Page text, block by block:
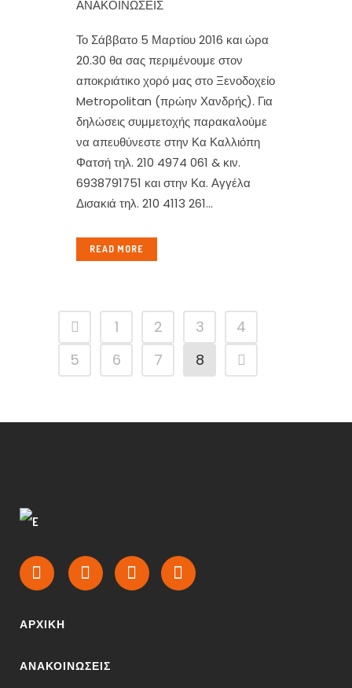
ΑΝΑΚΟΙΝΩΣΕΙΣ
Το Σάββατο 5 Μαρτίου 2016 και ώρα
20.30 θα σας περιμένουμε στον
αποκριάτικο χορό μας στο Ξενοδοχείο
Metropolitan (πρώην Χανδρής). Για
δηλώσεις συμμετοχής παρακαλούμε
να απευθύνεστε στην Κα Καλλιόπη
Φατσή τηλ. 210 4974 061 & κιν.
6938791751 και στην Κα. Αγγέλα
Δισακιά τηλ. 210 4113 261...
READ MORE
1 2 3
4
5
6 7 8
ΑΡΧΙΚΉ
ΑΝΑΚΟΙΝΩΣΕΙΣ